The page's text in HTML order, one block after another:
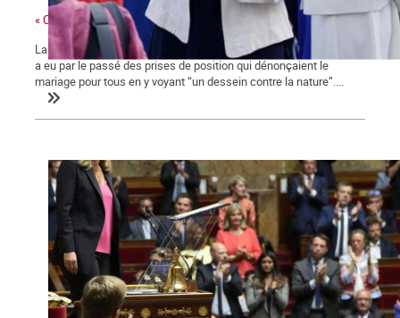
« Ces gens-là »
La ministre des collectivités territoriales, issue des Républicains,
a eu par le passé des prises de position qui dénonçaient le
mariage pour tous en y voyant “un dessein contre la nature”....